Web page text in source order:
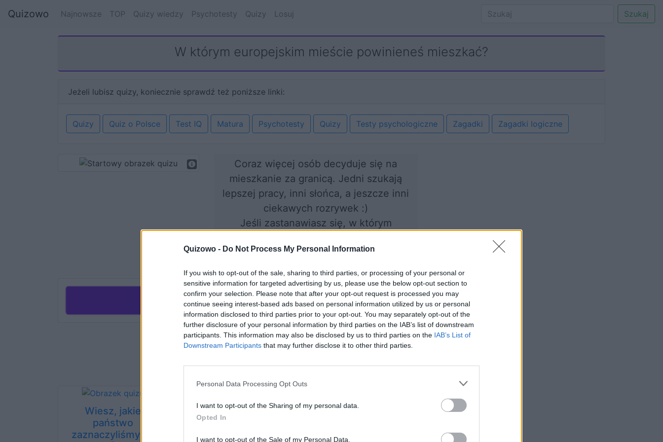
Quizowo - Do Not Process My Personal Information
If you wish to opt-out of the sale, sharing to third parties, or processing of your personal or
sensitive information for targeted advertising by us, please use the below opt-out section to
confirm your selection. Please note that after your opt-out request is processed you may
continue seeing interest-based ads based on personal information utilized by us or personal
information disclosed to third parties prior to your opt-out. You may separately opt-out of the
further disclosure of your personal information by third parties on the IAB’s list of downstream
participants. This information may also be disclosed by us to third parties on the IAB’s List of
Downstream Participants that may further disclose it to other third parties.
Personal Data Processing Opt Outs
I want to opt-out of the Sharing of my personal data.
Opted In
I want to opt-out of the Sale of my Personal Data.
Quizowo Najnowsze TOP Quizy wiedzy Psychotesty Quizy Losuj Szukaj
W którym europejskim mieście powinieneś mieszkać?
Jeżeli lubisz quizy, koniecznie sprawdź też poniższe linki:
Quizy Quiz o Polsce Test IQ Matura Psychotesty Quizy Testy psychologiczne Zagadki Zagadki logiczne
Coraz więcej osób decyduje się na
mieszkanie za granicą. Jedni szukają
lepszej pracy, inni słońca, a jeszcze inni
ciekawych rozrywek :)
Jeśli zastanawiasz się, w którym
najlepiej - sprawdź to już teraz! :)
Rozpocznij quiz
Wiesz, jakie
państwo
zaznaczyliśmy na
W którym państwie
leży to miasto?
Rozpoznasz, jakie
zaznaczyliśmy na